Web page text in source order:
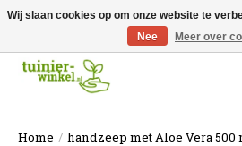
Online tuinartikelen kopen ✓ Online sinds 2007
Home / handzeep met Aloë Vera 500
Wij slaan cookies op om onze website te
Nee
Meer over